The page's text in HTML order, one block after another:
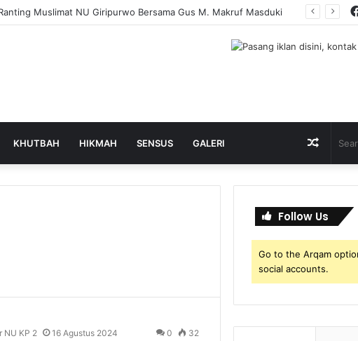
Muslimat NU Giripurwo Bersama Gus M. Makruf Masduki
KHUTBAH HIKMAH SENSUS GALERI
Article
NU KP 2 16 Agustus 2024 0 32
Follow Us
Go to the Arqam
social accounts.